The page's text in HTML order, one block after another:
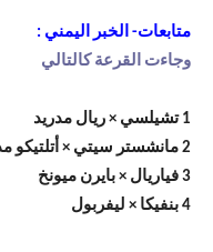
متابعات- الخبر اليمني :
وجاءت القرعة كالتالي
1 تشيلسي × ريال مدريد
2 مانشستر سيتي × أتلتيكو مدريد
3 فياريال × بايرن ميونخ
4 بنفيكا × ليفربول